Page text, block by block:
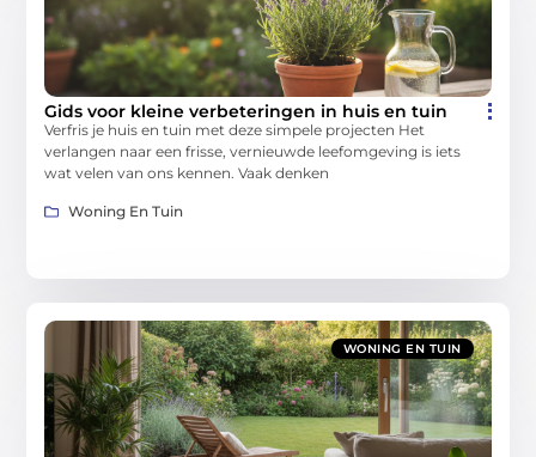
Gids voor kleine verbeteringen in huis en tuin
Verfris je huis en tuin met deze simpele projecten Het
verlangen naar een frisse, vernieuwde leefomgeving is iets
wat velen van ons kennen. Vaak denken
Woning En Tuin
WONING EN TUIN